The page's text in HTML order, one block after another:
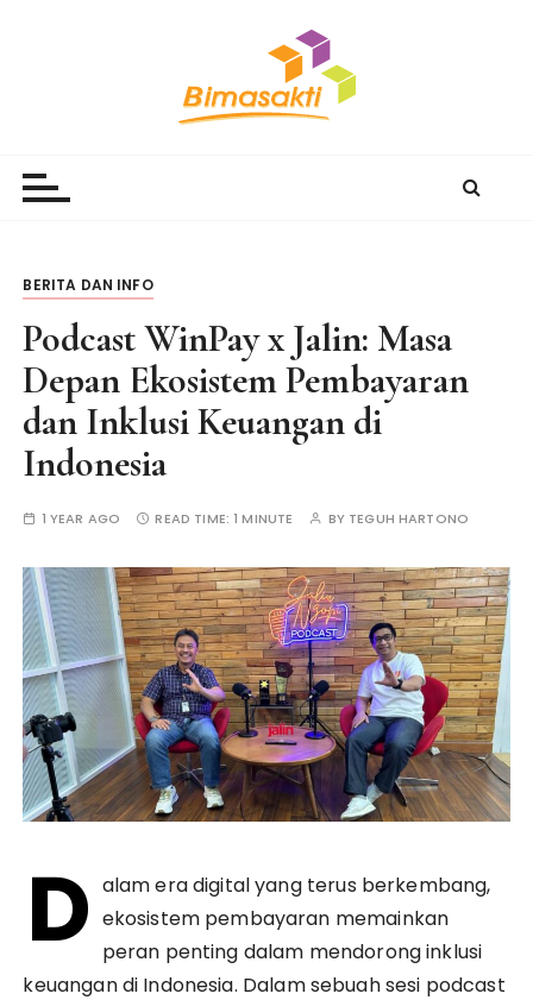
BERITA DAN INFO
Podcast WinPay x Jalin: Masa
Depan Ekosistem Pembayaran
dan Inklusi Keuangan di
Indonesia
1 YEAR AGO READ TIME:1 MINUTE BY TEGUH HARTONO
D alam era digital yang terus berkembang,
ekosistem pembayaran memainkan
peran penting dalam mendorong inklusi
keuangan di Indonesia. Dalam sebuah sesi podcast